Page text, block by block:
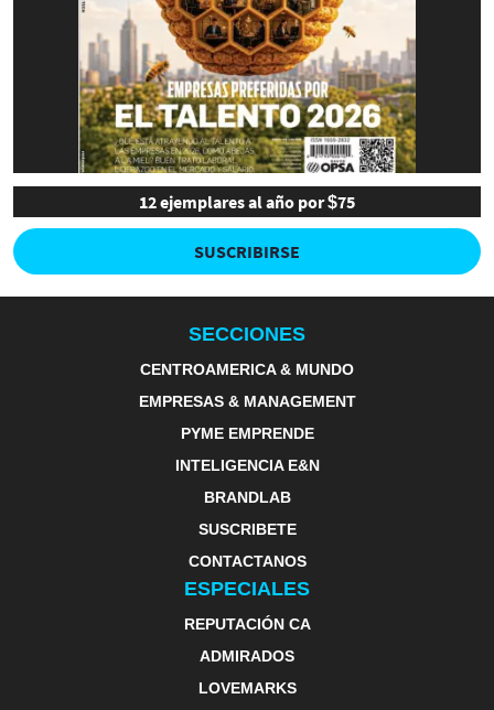
12 ejemplares al año por $75
SUSCRIBIRSE
SECCIONES
CENTROAMERICA & MUNDO
EMPRESAS & MANAGEMENT
PYME EMPRENDE
INTELIGENCIA E&N
BRANDLAB
SUSCRIBETE
CONTACTANOS
ESPECIALES
REPUTACIÓN CA
ADMIRADOS
LOVEMARKS